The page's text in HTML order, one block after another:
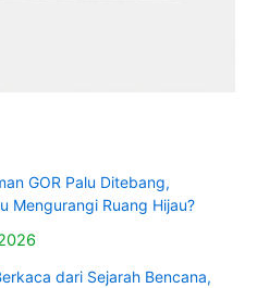
GOR Palu Ditebang,
Mengurangi Ruang Hijau?
dari Sejarah Bencana,